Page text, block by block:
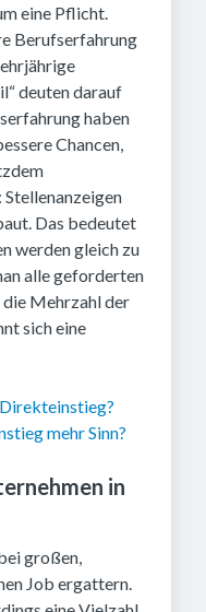
eine Pflicht.
Berufserfahrung
deuten darauf
haben
Chancen,
Das bedeutet
werden gleich zu
alle geforderten
Mehrzahl der
sich eine
mehr Sinn?
in
großen,
Job ergattern.